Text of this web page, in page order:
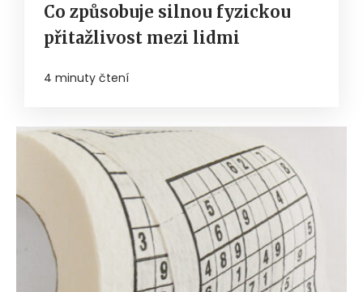
Co způsobuje silnou fyzickou
přitažlivost mezi lidmi
4 minuty čtení